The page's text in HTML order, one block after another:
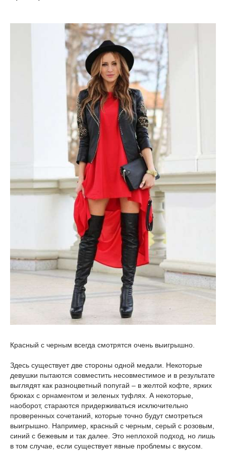
Красный с черным всегда смотрятся очень выигрышно.
Здесь существует две стороны одной медали. Некоторые
девушки пытаются совместить несовместимое и в результате
выглядят как разноцветный попугай – в желтой кофте, ярких
брюках с орнаментом и зеленых туфлях. А некоторые,
наоборот, стараются придерживаться исключительно
проверенных сочетаний, которые точно будут смотреться
выигрышно. Например, красный с черным, серый с розовым,
синий с бежевым и так далее. Это неплохой подход, но лишь
в том случае, если существует явные проблемы с вкусом.